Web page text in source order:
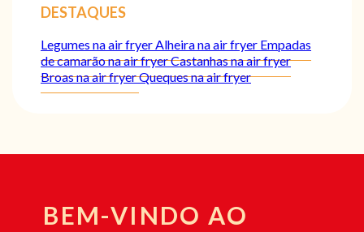
DESTAQUES
Legumes na air fryerAlheira na air fryer Empadas
de camarão na air fryerCastanhas na air fryer
Broas na air fryerQueques na air fryer
BEM-VINDO AO